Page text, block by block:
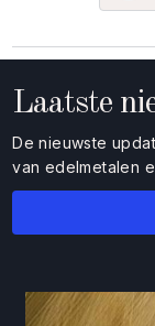
Laatste
De nieuwste
van edelmetalen